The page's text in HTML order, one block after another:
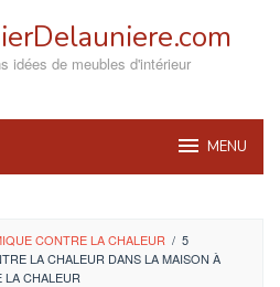
idées de meubles d'intérieur
MENU
CONTRE LA CHALEUR / 5
LA CHALEUR DANS LA MAISON À
CHALEUR